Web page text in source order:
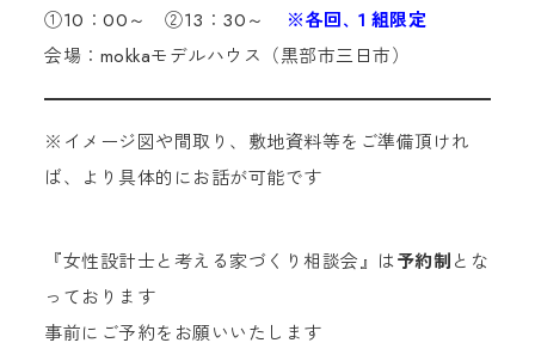
①10：00～ ②13：30～
※各回､１組限定
会場：mokkaモデルハウス（黒部市三日市）
※イメージ図や間取り、敷地資料等をご準備頂けれ
ば、より具体的にお話が可能です
『女性設計士と考える家づくり相談会』は予約制とな
っております
事前にご予約をお願いいたします